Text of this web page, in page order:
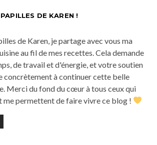
DE KAREN !
de Karen, je partage avec vous ma
au fil de mes recettes. Cela demande
de travail et d'énergie, et votre soutien
concrètement à continuer cette belle
Merci du fond du cœur à tous ceux qui
me permettent de faire vivre ce blog !